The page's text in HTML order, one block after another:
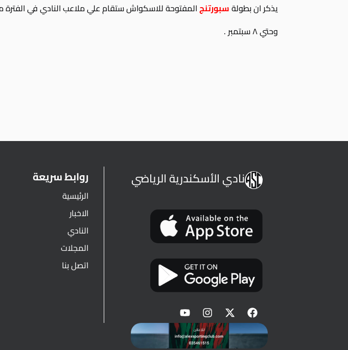
يذكر ان بطولةسبورتنجالمفتوحة للاسكواش ستقام علي ملاعب النادي في الفترة من ٣
وحتي ٨ سبتمبر .
نادي الأسكندرية الرياضي روابط سريعة
الرئيسية
الاخبار
النادي
المجلات
اتصل بنا